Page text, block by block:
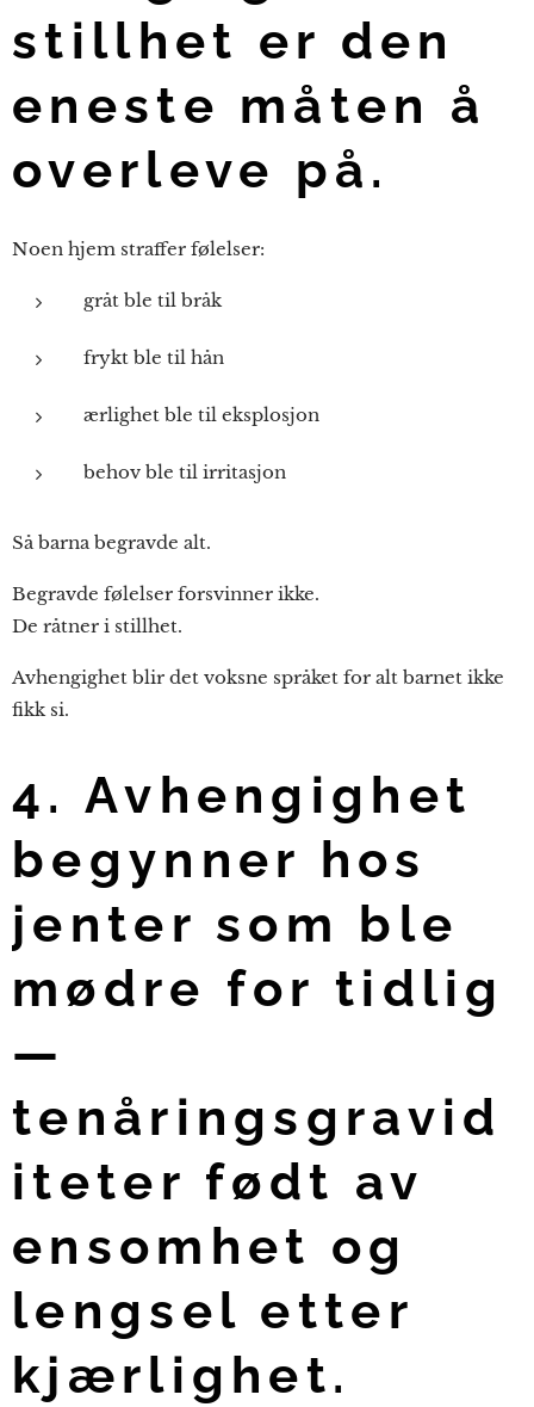
stillhet er den
eneste måten å
overleve på.
Noen hjem straffer følelser:
gråt ble til bråk
frykt ble til hån
ærlighet ble til eksplosjon
behov ble til irritasjon
Så barna begravde alt.
Begravde følelser forsvinner ikke.
De råtner i stillhet.
Avhengighet blir det voksne språket for alt barnet ikke
fikk si.
4. Avhengighet
begynner hos
jenter som ble
mødre for tidlig
—
tenåringsgravid
iteter født av
ensomhet og
lengsel etter
kjærlighet.